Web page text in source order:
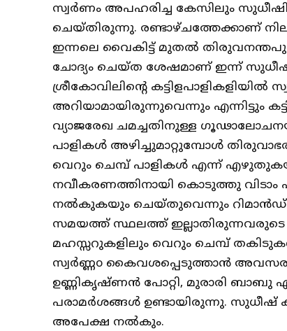
സ്വര്‍ണം അപഹരിച്ച കേസിലും
ചെയ്തിരുന്നു. രണ്ടാഴ്ചത്തേക്കാണ്
ഇന്നലെ വൈകിട്ട് മുതൽ
ചോദ്യം ചെയ്ത ശേഷമാണ് ഇന്ന്
ശ്രീകോവിലിൻ്റെ
അറിയാമായിരുന്നുവെന്നും എന്നിട്ടും
വ്യാജരേഖ ചമച്ചതിനുള്ള
പാളികൾ അഴിച്ചുമാറ്റുമ്പോൾ
വെറും ചെമ്പ് പാളികൾ എന്ന്
നവീകരണത്തിനായി കൊടുത്തു
നൽകുകയും ചെയ്തുവെന്നും റിമാന്‍ഡ്
സമയത്ത് സ്ഥലത്ത് ഇല്ലാതിരുന്നവരുടെ
മഹസ്സറുകളിലും വെറും ചെമ്പ്
സ്വർണ്ണo കൈവശപ്പെടുത്താൻ അവസരം
ഉണ്ണികൃഷ്ണൻ പോറ്റി, മുരാരി ബാബു
പരാമർശങ്ങൾ ഉണ്ടായിരുന്നു. സുധീഷ്
അപേക്ഷ നൽകും.